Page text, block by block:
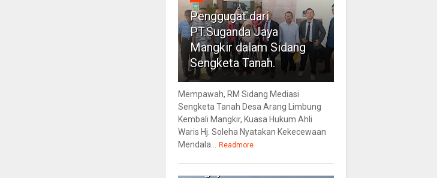
Penggugat dari
PT.Suganda Jaya
Mangkir dalam Sidang
Sengketa Tanah.
Mempawah, RM Sidang Mediasi
Sengketa Tanah Desa Arang Limbung
Kembali Mangkir, Kuasa Hukum Ahli
Waris Hj. Soleha Nyatakan Kekecewaan
Mendala...
Readmore
4